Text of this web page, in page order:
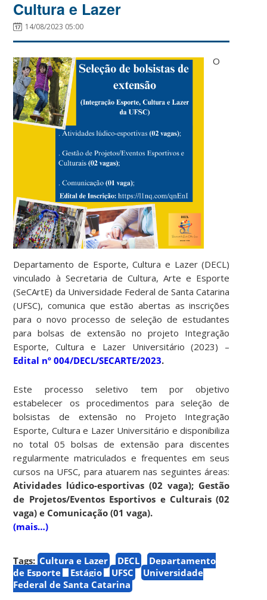
Cultura e Lazer
14/08/2023 05:00
O
Departamento de Esporte, Cultura e Lazer (DECL)
vinculado à Secretaria de Cultura, Arte e Esporte
(SeCArtE) da Universidade Federal de Santa Catarina
(UFSC), comunica que estão abertas as inscrições
para o novo processo de seleção de estudantes
para bolsas de extensão no projeto Integração
Esporte, Cultura e Lazer Universitário (2023) –
Edital nº 004/DECL/SECARTE/2023.
Este processo seletivo tem por objetivo
estabelecer os procedimentos para seleção de
bolsistas de extensão no Projeto Integração
Esporte, Cultura e Lazer Universitário e disponibiliza
no total 05 bolsas de extensão para discentes
regularmente matriculados e frequentes em seus
cursos na UFSC, para atuarem nas seguintes áreas:
Atividades lúdico-esportivas (02 vaga); Gestão
de Projetos/Eventos Esportivos e Culturais (02
vaga) e Comunicação (01 vaga).
(mais…)
Tags: Cultura e Lazer DECL
Departamento
de Esporte
Estágio UFSC
Universidade
Federal de Santa Catarina